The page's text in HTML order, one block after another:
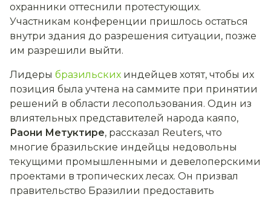
охранники оттеснили протестующих.
Участникам конференции пришлось остаться
внутри здания до разрешения ситуации, позже
им разрешили выйти.
Лидеры бразильских индейцев хотят, чтобы их
позиция была учтена на саммите при принятии
решений в области лесопользования. Один из
влиятельных представителей народа каяпо,
Раони Метуктире, рассказал Reuters, что
многие бразильские индейцы недовольны
текущими промышленными и девелоперскими
проектами в тропических лесах. Он призвал
правительство Бразилии предоставить